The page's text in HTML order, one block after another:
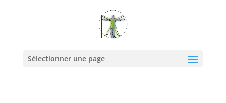
Sélectionner une page